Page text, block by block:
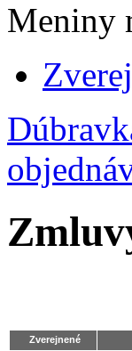
Meniny
Zverejnené